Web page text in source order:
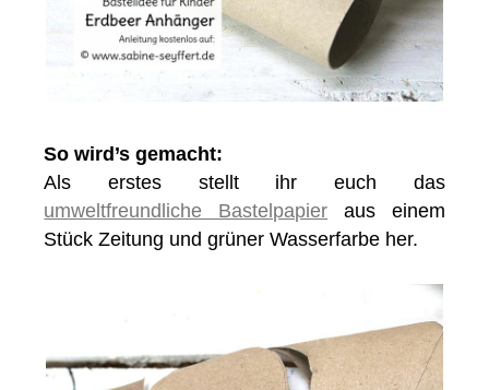
So wird’s gemacht:
Als erstes stellt ihr euch das
umweltfreundliche Bastelpapier aus einem
Stück Zeitung und grüner Wasserfarbe her.